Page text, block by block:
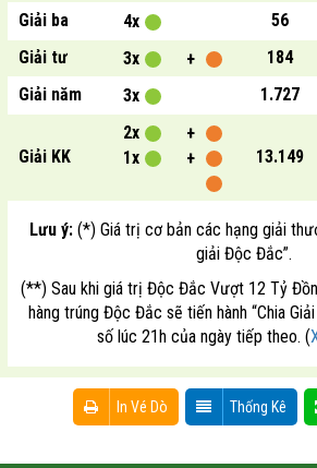
Giải ba
4x 56
Giải tư
3x + 184
Giải năm
3x 1.727
Giải KK
2x
+
1x
+ 13.149
Lưu ý:(*) Giá trị cơ bản các hạng giải
giải Độc Đắc”.
(**) Sau khi giá trị Độc Đắc Vượt 12 Tỷ
hàng trúng Độc Đắc sẽ tiến hành “Chia
số lúc 21h của ngày tiếp theo. (
In Vé Dò Thống Kê